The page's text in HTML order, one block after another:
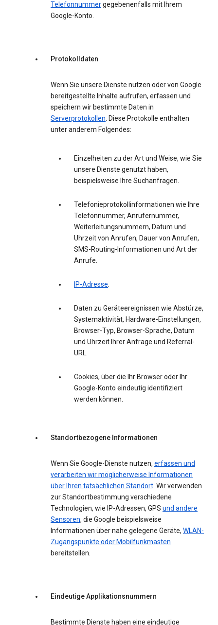
Telefonnummergegebenenfalls mit Ihrem
Google-Konto.
Protokolldaten
Wenn Sie unsere Dienste nutzen oder von Google
bereitgestellte Inhalte aufrufen, erfassen und
speichern wir bestimmte Daten in
Serverprotokollen. Diese Protokolle enthalten
unter anderem Folgendes:
Einzelheiten zu der Art und Weise, wie Sie
unsere Dienste genutzt haben,
beispielsweise Ihre Suchanfragen.
Telefonieprotokollinformationen wie Ihre
Telefonnummer, Anrufernummer,
Weiterleitungsnummern, Datum und
Uhrzeit von Anrufen, Dauer von Anrufen,
SMS-Routing-Informationen und Art der
Anrufe.
IP-Adresse.
Daten zu Geräteereignissen wie Abstürze,
Systemaktivität, Hardware-Einstellungen,
Browser-Typ, Browser-Sprache, Datum
und Uhrzeit Ihrer Anfrage und Referral-
URL.
Cookies, über die Ihr Browser oder Ihr
Google-Konto eindeutig identifiziert
werden können.
Standortbezogene Informationen
Wenn Sie Google-Dienste nutzen, erfassen und
verarbeiten wir möglicherweise Informationen
über Ihren tatsächlichen Standort. Wir verwenden
zur Standortbestimmung verschiedene
Technologien, wie IP-Adressen, GPS und andere
Sensoren, die Google beispielsweise
Informationen über nahe gelegene Geräte, WLAN-
Zugangspunkte oder Mobilfunkmasten
bereitstellen.
Eindeutige Applikationsnummern
Bestimmte Dienste haben eine eindeutige